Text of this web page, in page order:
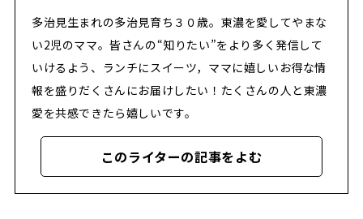
多治見生まれの多治見育ち３０歳。東濃を愛してやまな
い2児のママ。皆さんの“知りたい”をより多く発信して
いけるよう、ランチにスイーツ，ママに嬉しいお得な情
報を盛りだくさんにお届けしたい！たくさんの人と東濃
愛を共感できたら嬉しいです。
このライターの記事をよむ